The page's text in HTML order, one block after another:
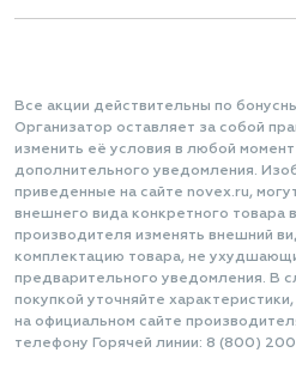
Все акции действительны по
Организатор оставляет за собой
изменить её условия в любой
дополнительного уведомления.
приведенные на сайте novex.ru,
внешнего вида конкретного товара
производителя изменять внешний
комплектацию товара, не
предварительного уведомления. В
покупкой уточняйте
на официальном сайте
телефону Горячей линии: 8 (800)